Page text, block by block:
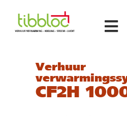
Verhuur
CF2H